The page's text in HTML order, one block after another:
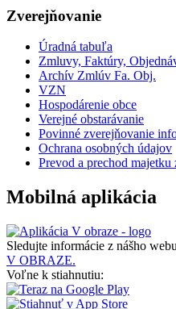
Zverejňovanie
Úradná tabuľa
Zmluvy, Faktúry,
Archív Zmlúv Fa. Obj.
VZN
Hospodárenie obce
Verejné obstarávanie
Povinné zverejňovanie
Ochrana osobných údajov
Prevod a prechod majetku
Mobilná aplikácia
Sledujte informácie z nášho
V OBRAZE.
Voľne k stiahnutiu: